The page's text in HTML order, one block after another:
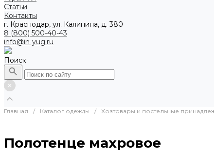
Статьи
Контакты
г. Краснодар, ул. Калинина, д. 380
8 (800) 500-40-43
info@in-yug.ru
Поиск
Главная / Каталог одежды / Хозтовары и постельные
Полотенце махровое